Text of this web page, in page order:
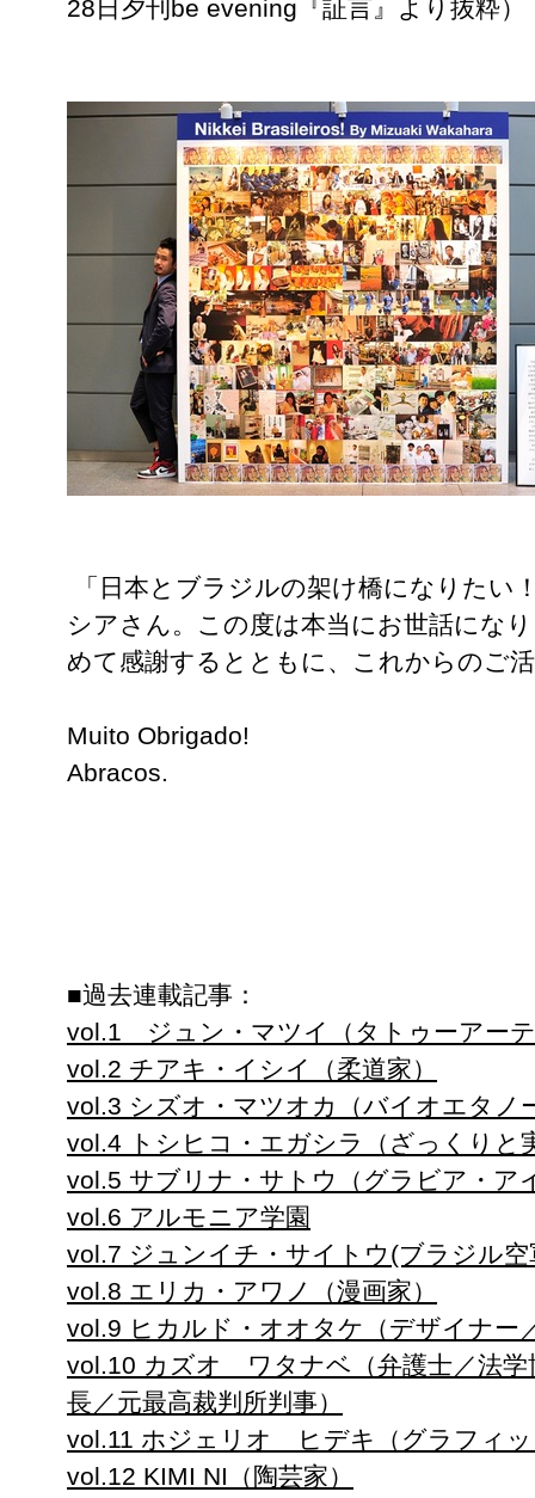
28日夕刊be evening『証言』より抜粋）
「日本とブラジルの架け橋になりたい
シアさん。この度は本当にお世話にな
めて感謝するとともに、これからのご
Muito Obrigado!
Abracos.
■過去連載記事：
vol.1 ジュン・マツイ（タトゥーアー
vol.2 チアキ・イシイ（柔道家）
vol.3 シズオ・マツオカ（バイオエタノ
vol.4 トシヒコ・エガシラ（ざっくりと
vol.5 サブリナ・サトウ（グラビア・ア
vol.6 アルモニア学園
vol.7 ジュン イチ・サイトウ (ブラジル
vol.8 エリカ・アワノ（漫画家）
vol.9 ヒカルド・オオタケ（デザイナー
vol.10 カズオ ワタナベ（弁護士／法学
長／元最高裁判所判事）
vol.11 ホジェリオ ヒデキ（グラフィ
vol.12 KIMI NI（陶芸家）